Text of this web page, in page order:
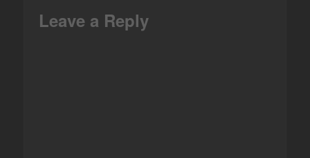
Leave a Reply